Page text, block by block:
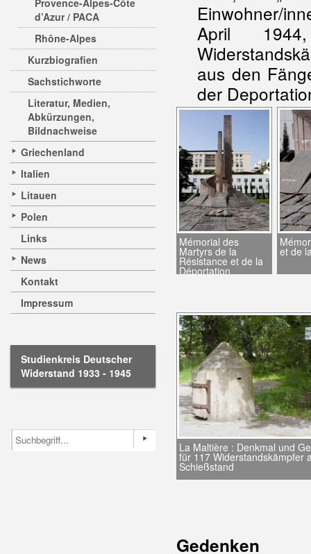
Provence-Alpes-Côte
d’Azur / PACA
Rhône-Alpes
Kurzbiografien
Sachstichworte
Literatur, Medien,
Abkürzungen,
Bildnachweise
Griechenland
Italien
Litauen
Polen
Links
News
Kontakt
Impressum
Studienkreis Deutscher
Widerstand 1933 - 1945
Einwohner/
April
aus den
der
Mémorial des
Martyrs de la
Résistance et de la
Déportation
et de
La Maltière : Denkmal und
für 117 Widerstandskämpfer
Schießstand
Gedenken